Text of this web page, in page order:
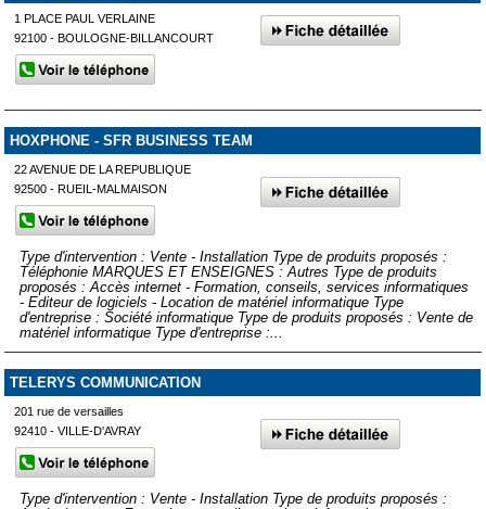
1 PLACE PAUL VERLAINE
92100 - BOULOGNE-BILLANCOURT
HOXPHONE - SFR BUSINESS TEAM
22 AVENUE DE LA REPUBLIQUE
92500 - RUEIL-MALMAISON
Type d'intervention : Vente - Installation Type de produits proposés :
Téléphonie MARQUES ET ENSEIGNES : Autres Type de produits
proposés : Accès internet - Formation, conseils, services informatiques
- Editeur de logiciels - Location de matériel informatique Type
d'entreprise : Société informatique Type de produits proposés : Vente de
matériel informatique Type d'entreprise :...
TELERYS COMMUNICATION
201 rue de versailles
92410 - VILLE-D'AVRAY
Type d'intervention : Vente - Installation Type de produits proposés :